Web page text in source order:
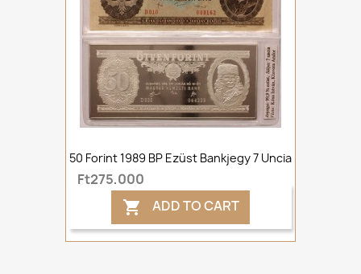
50 Forint 1989 BP Ezüst Bankjegy 7 Uncia
Ft275,000
 ADD TO CART